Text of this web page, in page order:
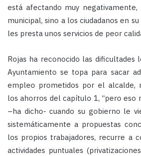
está afectando muy
municipal, sino a los ciudadanos en
les presta unos servicios de peor
Rojas ha reconocido las dificultades
Ayuntamiento se topa para sacar
empleo prometidos por el alcalde,
los ahorros del capítulo 1, “pero eso
–ha dicho- cuando su gobierno le
sistemáticamente a propuestas
los propios trabajadores, recurre a
actividades puntuales